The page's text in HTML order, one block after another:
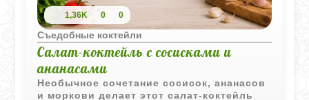
1,36K 0 0
Съедобные коктейли
Салат-коктейль с сосисками и
ананасами
Необычное сочетание сосисок, ананасов
и моркови делает этот салат-коктейль